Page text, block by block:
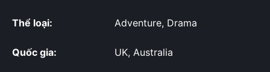
Thể loại: Adventure, Drama
Quốc gia: UK, Australia